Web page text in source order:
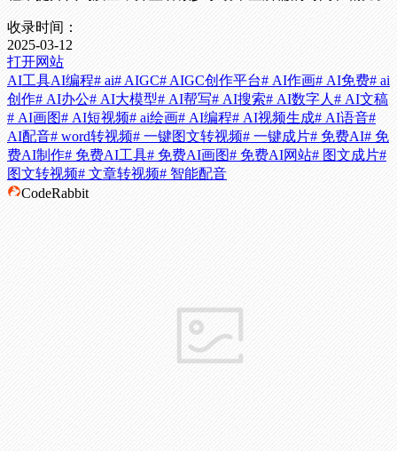
收录时间：
2025-03-12
打开网站
AI工具AI编程# ai# AIGC# AIGC创作平台# AI作画# AI免费# ai
创作# AI办公# AI大模型# AI帮写# AI搜索# AI数字人 # AI文稿
# AI画图# AI短视频# ai绘画# AI编程# AI视频生成# AI语音#
AI配音# word转视频# 一键图文转视频# 一键成片# 免费AI# 免
费AI制作# 免费AI工具# 免费AI画图# 免费AI网站# 图文成片#
图文转视频# 文章转视频# 智能配音
CodeRabbit